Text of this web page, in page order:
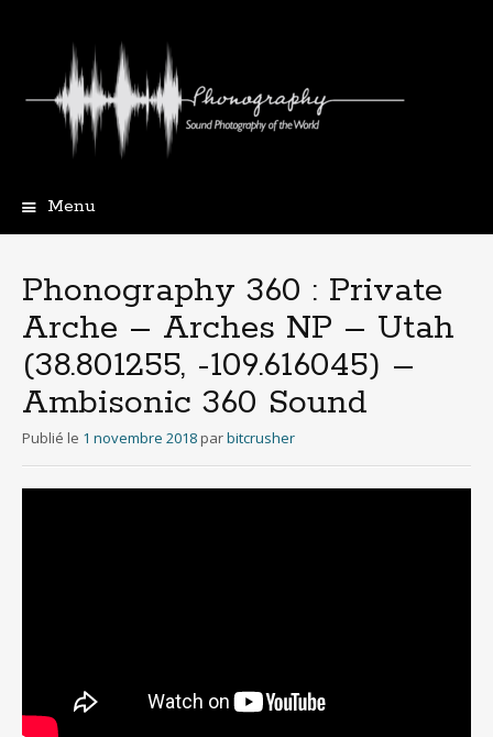
Menu
principal
Phonography 360 : Private
Arche – Arches NP – Utah
(38.801255, -109.616045) –
Ambisonic 360 Sound
Publié le 1 novembre 2018 parbitcrusher